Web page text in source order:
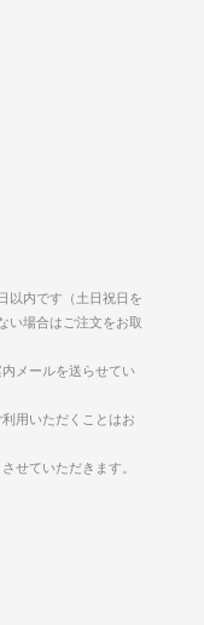
以内です（土日祝日を
い場合はご注文をお取
メールを送らせてい
用いただくことはお
せていただきます。